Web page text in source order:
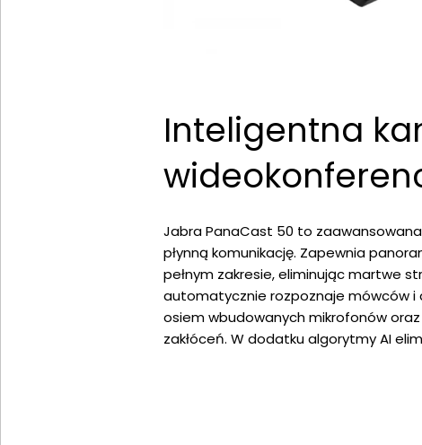
Inteligentna
Jabra PanaCast 50 to
płynną komunikację. Zapewnia
pełnym zakresie, eliminując martwe
automatycznie rozpoznaje mówców i
osiem wbudowanych mikrofonów
zakłóceń. W dodatku algorytmy AI